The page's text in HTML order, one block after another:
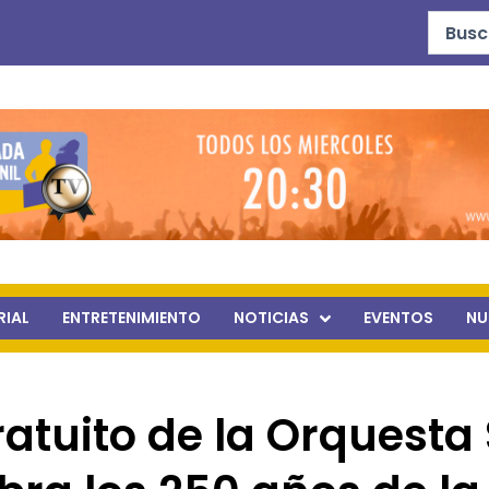
ENTRETENIMIENTO NOTICIAS EVENTOS
de la Orquesta